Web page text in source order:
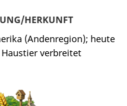
HERKUNFT
(Andenregion); heute
verbreitet